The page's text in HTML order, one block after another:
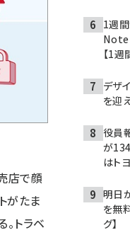
店で顔
がたま
トラベ
1週
【1週
デザ
を迎
役員
が
はト
明日
を無
グ】